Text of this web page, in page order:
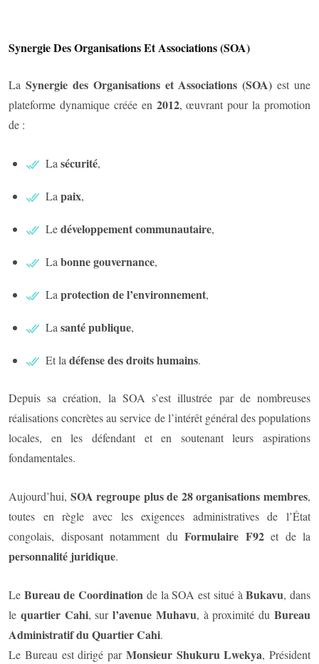
Synergie Des Organisations Et Associations (SOA)
La Synergie des Organisations et Associations (SOA) est une
plateforme dynamique créée en 2012, œuvrant pour la promotion
de :
La sécurité,
La paix,
Ledéveloppement communautaire,
La bonne gouvernance,
La protection de l’environnement,
La santé publique,
Et la défense des droits humains.
Depuis sa création, la SOA s’est illustrée par de nombreuses
réalisations concrètes au service de l’intérêt général des populations
locales, en les défendant et en soutenant leurs aspirations
fondamentales.
Aujourd’hui, SOA regroupe plus de 28 organisations membres,
toutes en règle avec les exigences administratives de l’État
congolais, disposant notamment du Formulaire F92et de la
personnalité juridique.
Le Bureau de Coordination de la SOA est situé àBukavu, dans
le quartier Cahi, surl’avenue Muhavu, à proximité duBureau
Administratif du Quartier Cahi.
Le Bureau est dirigé par Monsieur Shukuru Lwekya, Président